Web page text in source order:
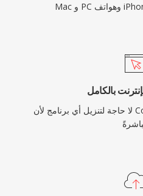
بالكامل
لا حاجة لتنزيل أي برنامج لأن Convertio تعمل في المتصفح